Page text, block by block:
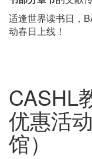
适逢世界读书日，
动春日上线！
CASHL
优惠活
馆）